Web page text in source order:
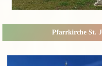
Pfarrkirche St.